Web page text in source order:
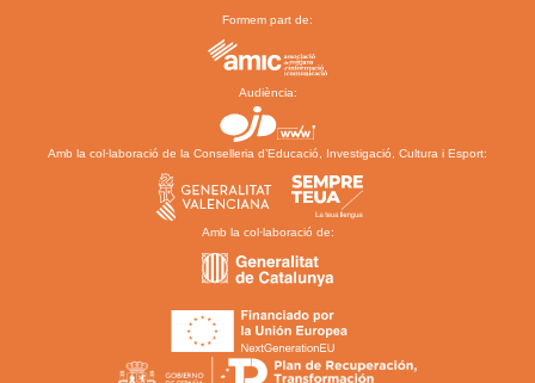
Formem part de:
Audiència:
Amb la col·laboració de la Conselleria d’Educació, Investigació, Cultura i Esport:
Amb la col·laboració de: